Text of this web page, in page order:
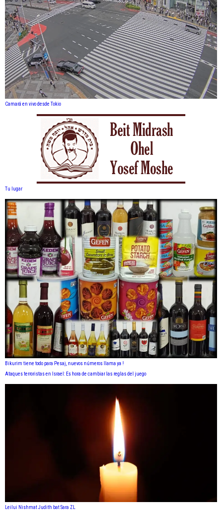
Camará en vivo desde Tokio
Tu lugar
Bikurim tiene todo para Pesaj, nuevos números llama ya !
Ataques terroristas en Israel: Es hora de cambiar las reglas del juego
Leilui Nishmat Judith bat Sara ZL